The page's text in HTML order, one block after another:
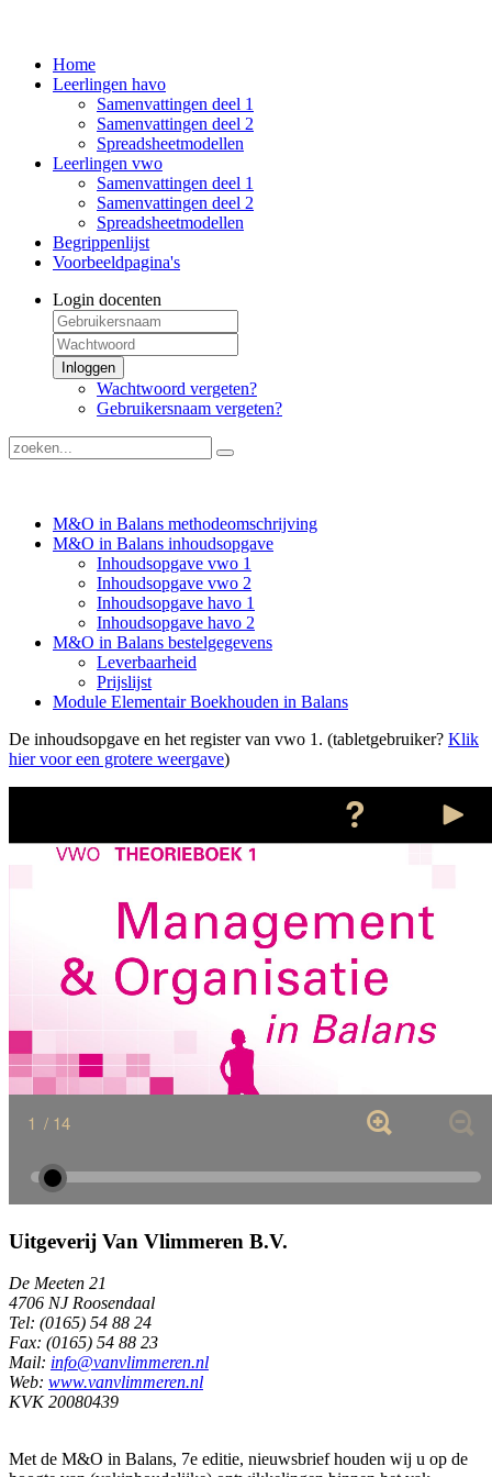
Home
Leerlingen havo
Samenvattingen deel 1
Samenvattingen deel 2
Spreadsheetmodellen
Leerlingen vwo
Samenvattingen deel 1
Samenvattingen deel 2
Spreadsheetmodellen
Begrippenlijst
Voorbeeldpagina's
Login docenten
Inloggen
Wachtwoord vergeten?
Gebruikersnaam vergeten?
M&O in Balans methodeomschrijving
M&O in Balans inhoudsopgave
Inhoudsopgave vwo 1
Inhoudsopgave vwo 2
Inhoudsopgave havo 1
Inhoudsopgave havo 2
M&O in Balans bestelgegevens
Leverbaarheid
Prijslijst
Module Elementair Boekhouden in Balans
De inhoudsopgave en het register van vwo 1. (tabletgebruiker? Klik
hier voor een grotere weergave)
Uitgeverij Van Vlimmeren B.V.
De Meeten 21
4706 NJ Roosendaal
Tel: (0165) 54 88 24
Fax: (0165) 54 88 23
Mail: info@vanvlimmeren.nl
Web: www.vanvlimmeren.nl
KVK 20080439
Met de M&O in Balans, 7e editie, nieuwsbrief houden wij u op de